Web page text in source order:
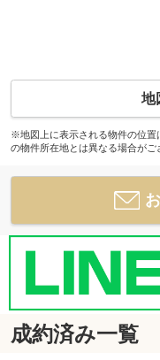
地
※地図上に表示される物件の位置
の物件所在地とは異なる場合がご
成約済み一覧